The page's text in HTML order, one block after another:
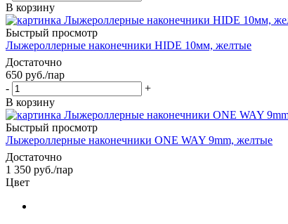
В корзину
Быстрый просмотр
Лыжероллерные наконечники HIDE 10мм, желтые
Достаточно
650 руб./пар
-
+
В корзину
Быстрый просмотр
Лыжероллерные наконечники ONE WAY 9mm, желтые
Достаточно
1 350 руб./пар
Цвет